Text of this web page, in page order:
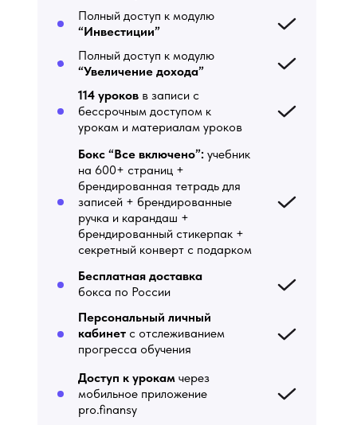
Полный доступ к модулю
“Увеличение дохода”
Полный доступ к модулю
“Инвестиции”
Персональный личный
кабинет с отслеживанием
прогресса обучения
Бокс “Все включено”: учебник
на 600+ страниц +
брендированная тетрадь для
записей + брендированные
ручка и карандаш +
брендированный стикерпак +
секретный конверт с подарком
114 уроков в записи с
бессрочным доступом к
урокам и материалам уроков
Бесплатная доставка
бокса по России
Доступ к урокам через
мобильное приложение
pro.finansy